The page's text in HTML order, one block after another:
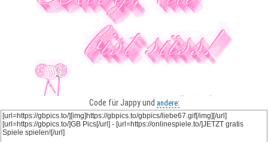
Code für Jappy und andere: